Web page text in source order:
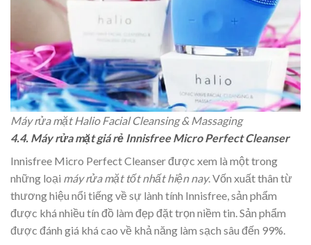
Máy rửa mặt Halio Facial Cleansing & Massaging
4.4. Máy rửa mặt giá rẻ Innisfree Micro Perfect Cleanser
Innisfree Micro Perfect Cleanser được xem là một trong
những loại máy rửa mặt tốt nhất hiện nay. Vốn xuất thân từ
thương hiệu nổi tiếng về sự lành tính Innisfree, sản phẩm
được khá nhiều tín đồ làm đẹp đặt trọn niềm tin. Sản phẩm
được đánh giá khá cao về khả năng làm sạch sâu đến 99%.